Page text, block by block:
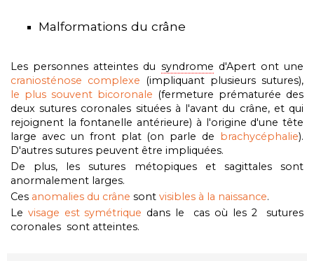
Malformations du crâne
Les personnes atteintes du syndrome d'Apert ont une
craniosténose complexe
(impliquant plusieurs sutures),
le plus souvent bicoronale (fermeture prématurée des
deux sutures coronales situées à l'avant du crâne, et qui
rejoignent la fontanelle antérieure) à l'origine d'une tête
large avec un front plat (on parle de brachycéphalie).
D'autres sutures peuvent être impliquées.
De plus, les sutures métopiques et sagittales sont
anormalement larges.
Ces anomalies du crâne sont visibles à la naissance.
Le visage est symétrique dans le cas où les 2 sutures
coronales sont atteintes.